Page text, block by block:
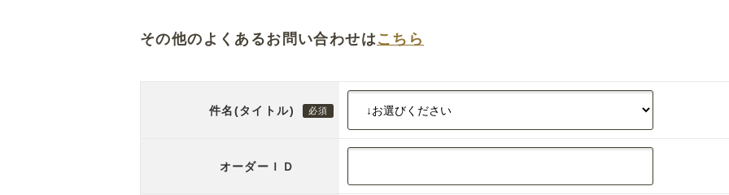
その他のよくあるお問い合わせは こちら
件名(タイトル)
オーダーＩＤ